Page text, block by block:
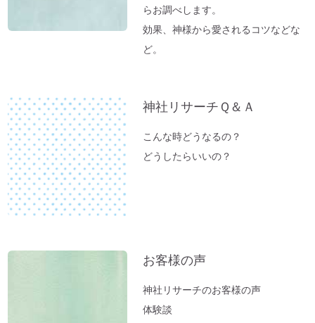
らお調べします。
効果、神様から愛されるコツなどな
ど。
神社リサーチＱ＆Ａ
こんな時どうなるの？
どうしたらいいの？
お客様の声
神社リサーチのお客様の声
体験談